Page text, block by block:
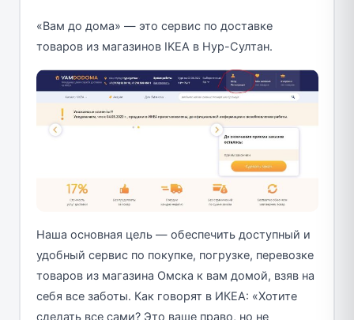
«Вам до дома» — это сервис по доставке
товаров из магазинов IKEA в Нур-Султан.
Наша основная цель — обеспечить доступный и
удобный сервис по покупке, погрузке, перевозке
товаров из магазина Омска к вам домой, взяв на
себя все заботы. Как говорят в ИКЕА: «Хотите
сделать все сами? Это ваше право, но не